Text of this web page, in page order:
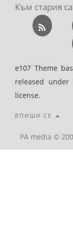
Към стария
e107 Theme
released
license.
ВПИШИ СЕ
PA media ©